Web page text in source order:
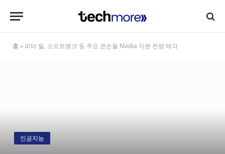
홈 » 피터 틸, 소프트뱅크 등 주요 큰손들 Nvidia 지분 전량 매각
인공지능